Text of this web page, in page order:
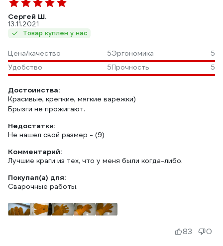
Сергей Ш.
13.11.2021
Товар куплен у нас
Цена/качество 5Эргономика
5
Удобство
5Прочность 5
Достоинства:
Красивые, крепкие, мягкие варежки)
Брызги не прожигают.
Недостатки:
Не нашел свой размер - (9)
Комментарий:
Лучшие краги из тех, что у меня были когда-либо.
Покупал(а) для:
Сварочные работы.
83 0